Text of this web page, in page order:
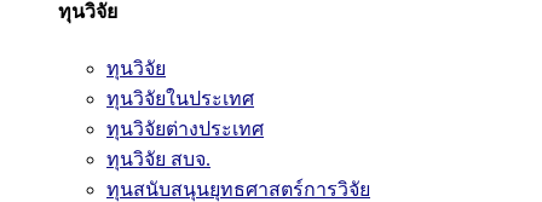
ทุนวิจัย
ทุนวิจัย
ทุนวิจัยในประเทศ
ทุนวิจัยต่างประเทศ
ทุนวิจัย สบจ.
ทุนสนับสนุนยุทธศาสตร์การวิจัย